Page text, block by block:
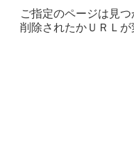
ご指定のページは見つ
削除されたかＵＲＬが